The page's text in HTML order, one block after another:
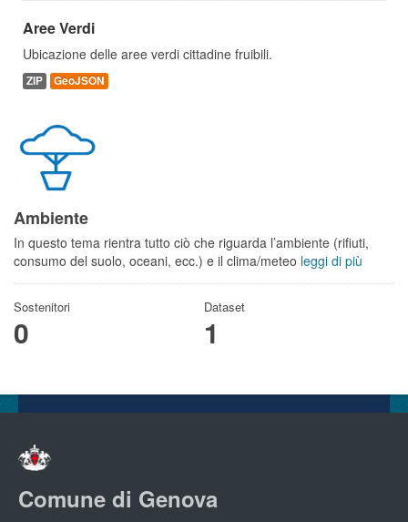
Aree Verdi
Ubicazione delle aree verdi cittadine fruibili.
ZIP GeoJSON
Ambiente
In questo tema rientra tutto ciò che riguarda l’ambiente (rifiuti,
consumo del suolo, oceani, ecc.) e il clima/meteo leggi di più
Sostenitori
0
Dataset
1
Comune di Genova